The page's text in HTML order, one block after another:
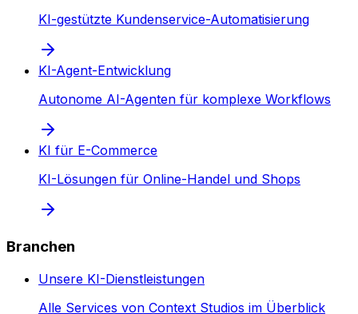
KI-gestützte Kundenservice-Automatisierung
KI-Agent-Entwicklung
Autonome AI-Agenten für komplexe Workflows
KI für E-Commerce
KI-Lösungen für Online-Handel und Shops
Branchen
Unsere KI-Dienstleistungen
Alle Services von Context Studios im Überblick